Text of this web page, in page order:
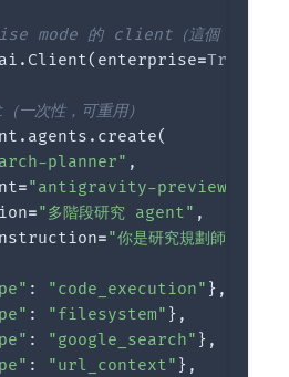
. Client( enterprise=True
. agents . create(
planner" ,
="antigravity-preview-05-
="多階段研究 agent" ,
="你是研究規劃師。第一
: "code_execution" },
: "filesystem" },
: "google_search" },
: "url_context" },